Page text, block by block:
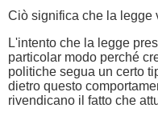
Ciò significa che la legge
L'intento che la legge
particolar modo perché
politiche segua un certo
dietro questo
rivendicano il fatto che